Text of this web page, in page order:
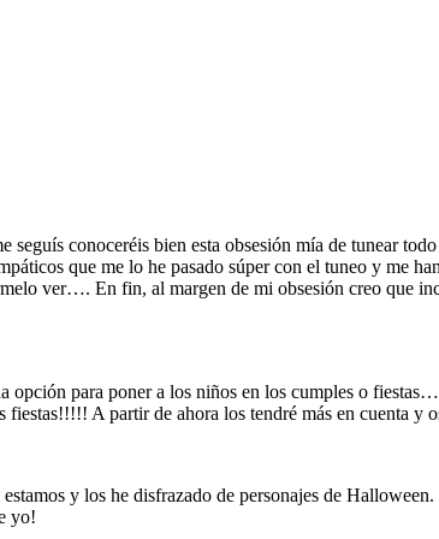
seguís conoceréis bien esta obsesión mía de tunear
que me lo he pasado súper con el tuneo y me
ver…. En fin, al margen de mi obsesión creo que
para poner a los niños en los cumples o
A partir de ahora los tendré más en cuenta y
y los he disfrazado de personajes de
yo!